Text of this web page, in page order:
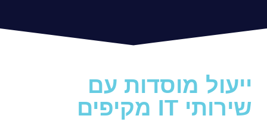
ייעול מוסדות עם
שירותי IT מקיפים